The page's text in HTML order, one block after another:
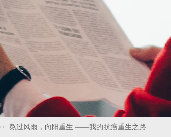
熬过风雨，向阳重生 ——我的抗癌重生之路